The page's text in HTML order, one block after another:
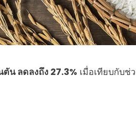
ตัน ลดลงถึง 27.3% เมื่อเทียบกับ